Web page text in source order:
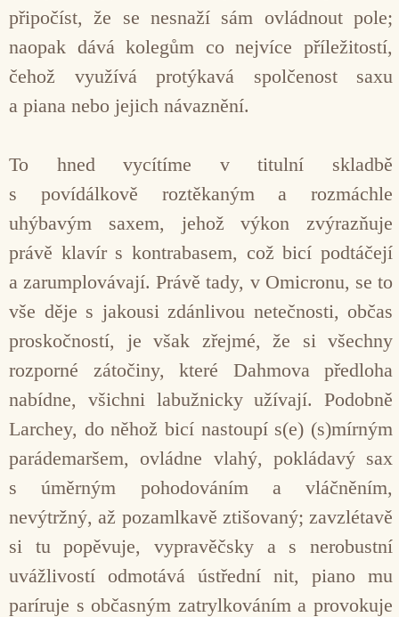
připočíst, že se nesnaží sám ovládnout pole;
naopak dává kolegům co nejvíce příležitostí,
čehož využívá protýkavá spolčenost saxu
a piana nebo jejich návaznění.
To hned vycítíme v titulní skladbě
s povídálkově roztěkaným a rozmáchle
uhýbavým saxem, jehož výkon zvýrazňuje
právě klavír s kontrabasem, což bicí podtáčejí
a zarumplovávají. Právě tady, v Omicronu, se to
vše děje s jakousi zdánlivou netečnosti, občas
proskočností, je však zřejmé, že si všechny
rozporné zátočiny, které Dahmova předloha
nabídne, všichni labužnicky užívají. Podobně
Larchey, do něhož bicí nastoupí s(e) (s)mírným
parádemaršem, ovládne vlahý, pokládavý sax
s úměrným pohodováním a vláčněním,
nevýtržný, až pozamlkavě ztišovaný; zavzlétavě
si tu popěvuje, vypravěčsky a s nerobustní
uvážlivostí odmotává ústřední nit, piano mu
paríruje s občasným zatrylkováním a provokuje